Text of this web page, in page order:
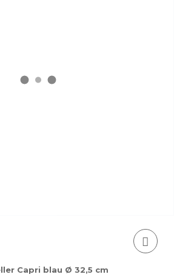
Capri blau Ø 32,5 cm